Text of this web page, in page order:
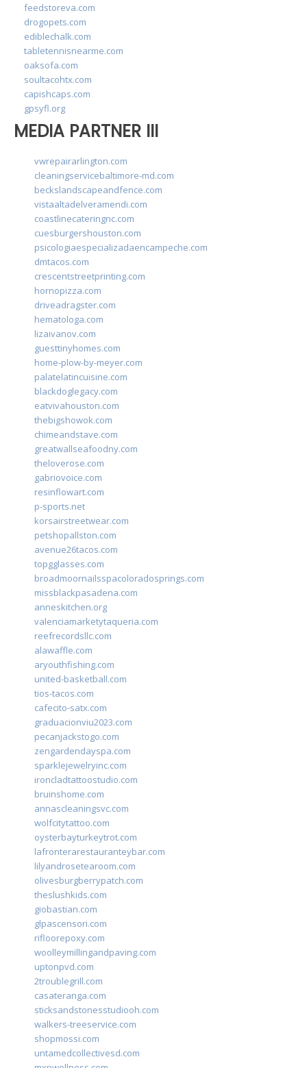
feedstoreva.com
drogopets.com
ediblechalk.com
tabletennisnearme.com
oaksofa.com
soultacohtx.com
capishcaps.com
gpsyfl.org
MEDIA PARTNER III
vwrepairarlington.com
cleaningservicebaltimore-md.com
beckslandscapeandfence.com
vistaaltadelveramendi.com
coastlinecateringnc.com
cuesburgershouston.com
psicologiaespecializadaencampeche.com
dmtacos.com
crescentstreetprinting.com
hornopizza.com
driveadragster.com
hematologa.com
lizaivanov.com
guesttinyhomes.com
home-plow-by-meyer.com
palatelatincuisine.com
blackdoglegacy.com
eatvivahouston.com
thebigshowok.com
chimeandstave.com
greatwallseafoodny.com
theloverose.com
gabriovoice.com
resinflowart.com
p-sports.net
korsairstreetwear.com
petshopallston.com
avenue26tacos.com
topgglasses.com
broadmoornailsspacoloradosprings.com
missblackpasadena.com
anneskitchen.org
valenciamarketytaqueria.com
reefrecordsllc.com
alawaffle.com
aryouthfishing.com
united-basketball.com
tios-tacos.com
cafecito-satx.com
graduacionviu2023.com
pecanjackstogo.com
zengardendayspa.com
sparklejewelryinc.com
ironcladtattoostudio.com
bruinshome.com
annascleaningsvc.com
wolfcitytattoo.com
oysterbayturkeytrot.com
lafronterarestauranteybar.com
lilyandrosetearoom.com
olivesburgberrypatch.com
theslushkids.com
giobastian.com
glpascensori.com
rifloorepoxy.com
woolleymillingandpaving.com
uptonpvd.com
2troublegrill.com
casateranga.com
sticksandstonesstudiooh.com
walkers-treeservice.com
shopmossi.com
untamedcollectivesd.com